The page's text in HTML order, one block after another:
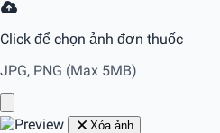
Click để chọn ảnh đơn thuốc
JPG, PNG (Max 5MB)
Xóa ảnh